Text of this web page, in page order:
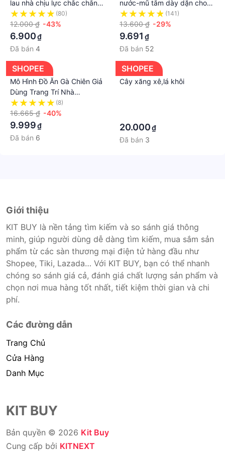
chốn thấm, khăn tắm, khăn mặt, dép khách sạn, bàn
chải khách sạn...
- Địa chỉ: 618 Lê Trọng Tấn, P.BHH, Bình Tân. Tuyền
0936.515.082
**** TUYỂN SỈ VÀ CTV TOÀN QUỐC.
#bochangagoicottondui
#bochangagoicotton #changagoicotton
#changagoicottonpoly #draptraigiuongcotton
#muagagoire #bochangagoire
#bochangagoidepgiare #chancotton
#bangagoigiare
#drapcottonpoly #bochangagoire
lau nhà chịu lực chắc chắn
nhựa PP cao cấp
(80)
12.000 ₫ -43%
6.900₫
Đã bán 4
nước-mũ tắm dày dặn cho
người lớn
(141)
13.600 ₫ -29%
9.691 ₫
Đã bán 52
SHOPEE
Mô Hình Đồ Ăn Gà Chiên Giả
Dùng Trang Trí Nhà
Bếp/Tiệc Tùng(8)
16.665 ₫ -40%
9.999₫
Đã bán 6
SHOPEE
Cây xăng xê,lá khôi
20.000₫
Đã bán 3
Giới thiệu
KIT BUY là nền tảng tìm kiếm và so sánh giá thông
minh, giúp người dùng dễ dàng tìm kiếm, mua sắm sản
phẩm từ các sàn thương mại điện tử hàng đầu như
Shopee, Tiki, Lazada… Với KIT BUY, bạn có thể nhanh
chóng so sánh giá cả, đánh giá chất lượng sản phẩm và
chọn nơi mua hàng tốt nhất, tiết kiệm thời gian và chi
phí.
Các đường dẫn
Trang Chủ
Cửa Hàng
Danh Mục
KIT BUY
Bản quyền © 2026 Kit Buy
Cung cấp bởi KITNEXT